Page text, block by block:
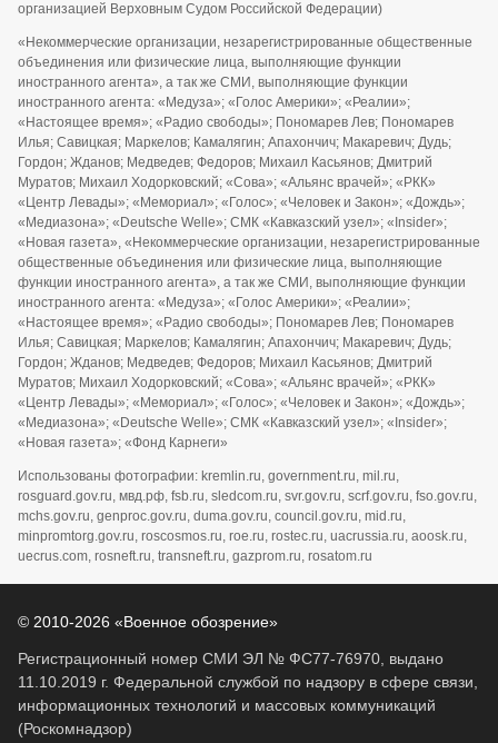
организацией Верховным Судом Российской Федерации)
«Некоммерческие организации, незарегистрированные общественные
объединения или физические лица, выполняющие функции
иностранного агента», а так же СМИ, выполняющие функции
иностранного агента: «Медуза»; «Голос Америки»; «Реалии»;
«Настоящее время»; «Радио свободы»; Пономарев Лев; Пономарев
Илья; Савицкая; Маркелов; Камалягин; Апахончич; Макаревич; Дудь;
Гордон; Жданов; Медведев; Федоров; Михаил Касьянов; Дмитрий
Муратов; Михаил Ходорковский; «Сова»; «Альянс врачей»; «РКК»
«Центр Левады»; «Мемориал»; «Голос»; «Человек и Закон»; «Дождь»;
«Медиазона»; «Deutsche Welle»; СМК «Кавказский узел»; «Insider»;
«Новая газета», «Некоммерческие организации, незарегистрированные
общественные объединения или физические лица, выполняющие
функции иностранного агента», а так же СМИ, выполняющие функции
иностранного агента: «Медуза»; «Голос Америки»; «Реалии»;
«Настоящее время»; «Радио свободы»; Пономарев Лев; Пономарев
Илья; Савицкая; Маркелов; Камалягин; Апахончич; Макаревич; Дудь;
Гордон; Жданов; Медведев; Федоров; Михаил Касьянов; Дмитрий
Муратов; Михаил Ходорковский; «Сова»; «Альянс врачей»; «РКК»
«Центр Левады»; «Мемориал»; «Голос»; «Человек и Закон»; «Дождь»;
«Медиазона»; «Deutsche Welle»; СМК «Кавказский узел»; «Insider»;
«Новая газета»; «Фонд Карнеги»
Использованы фотографии: kremlin.ru, government.ru, mil.ru,
rosguard.gov.ru, мвд.рф, fsb.ru, sledcom.ru, svr.gov.ru, scrf.gov.ru, fso.gov.ru,
mchs.gov.ru, genproc.gov.ru, duma.gov.ru, council.gov.ru, mid.ru,
minpromtorg.gov.ru, roscosmos.ru, roe.ru, rostec.ru, uacrussia.ru, aoosk.ru,
uecrus.com, rosneft.ru, transneft.ru, gazprom.ru, rosatom.ru
© 2010-2026 «Военное обозрение»
Регистрационный номер СМИ ЭЛ № ФС77-76970, выдано
11.10.2019 г. Федеральной службой по надзору в сфере связи,
информационных технологий и массовых коммуникаций
(Роскомнадзор)